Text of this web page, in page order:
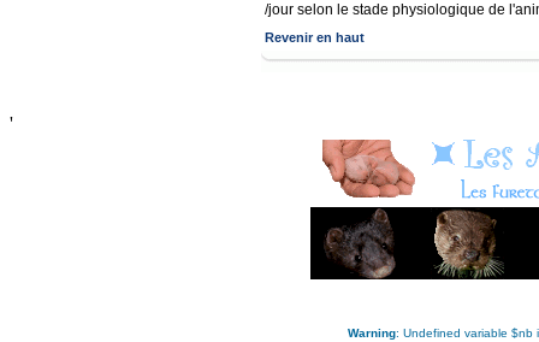
/jour selon le stade physiologique de
Revenir en haut
'
Warning: Undefined variable $nb